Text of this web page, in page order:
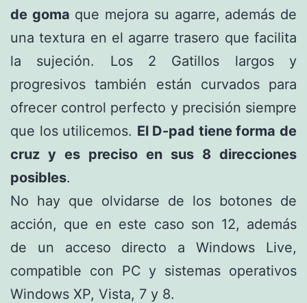
de goma que mejora su agarre, además de
una textura en el agarre trasero que facilita
la sujeción. Los 2 Gatillos largos y
progresivos también están curvados para
ofrecer control perfecto y precisión siempre
que los utilicemos. El D-pad tiene forma de
cruz y es preciso en sus 8 direcciones
posibles.
No hay que olvidarse de los botones de
acción, que en este caso son 12, además
de un acceso directo a Windows Live,
compatible con PC y sistemas operativos
Windows XP, Vista, 7 y 8.